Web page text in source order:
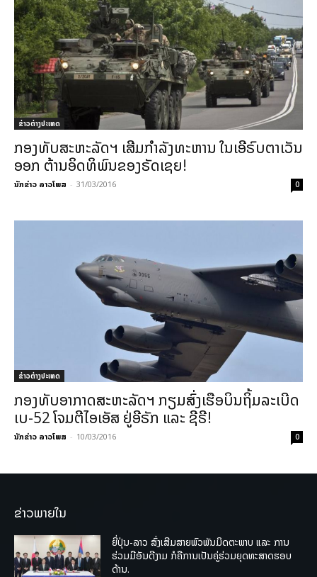
ຂ່າວຕ່າງປະເທດ
ກອງທັບສະຫະລັດຯ ເສີມກຳລັງທະຫານ ໃນເອີຣົບຕາເວັນ
ອອກ ຕ້ານອິດທິພົນຂອງຣັດເຊຍ!
ນັກຂ່າວ ລາວໂພສ - 31/03/2016 0
ຂ່າວຕ່າງປະເທດ
ກອງທັບອາກາດສະຫະລັດຯ ກຽມສົ່ງເຮືອບິນຖິ້ມລະເບີດ
ເບ-52 ໂຈມຕີໄອເອັສ ຢູ່ອີຣັກ ແລະ ຊີຣີ!
ນັກຂ່າວ ລາວໂພສ - 10/03/2016 0
ຂ່າວພາຍໃນ
ຍີ່ປຸ່ນ-ລາວ ສົ່ງເສີມສາຍພົວພັນມິດຕະພາບ ແລະ ການ
ຮ່ວມມືອັນດີງາມ ກໍຄືການເປັນຄູ່ຮ່ວມຍຸດທະສາດຮອບ
ດ້ານ.